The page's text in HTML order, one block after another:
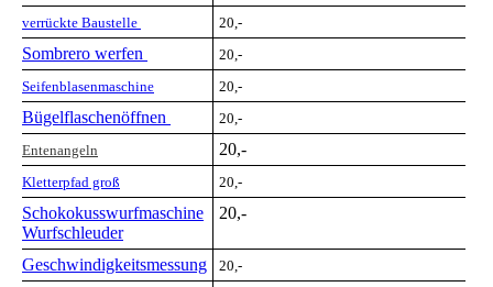
verrückte Baustelle 20,-
Sombrero werfen
20,-
Seifenblasenmaschine 20,-
Bügelflaschenöffnen
20,-
Entenangeln 20,-
Kletterpfad groß 20,-
Schokokusswurfmaschine
Wurfschleuder
20,-
Geschwindigkeitsmessung
20,-